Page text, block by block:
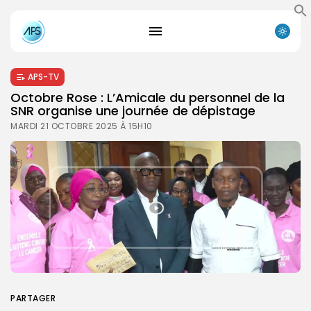
APS-TV
Octobre Rose : L’Amicale du personnel de la
SNR organise une journée de dépistage
MARDI 21 OCTOBRE 2025 À 15H10
PARTAGER